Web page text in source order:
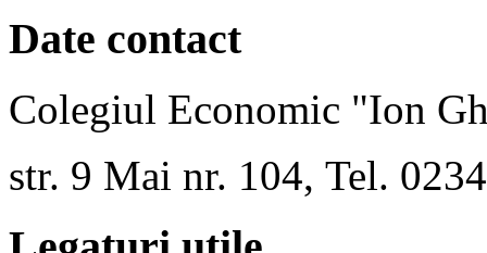
Date contact
Colegiul Economic "Ion
str. 9 Mai nr. 104, Tel.